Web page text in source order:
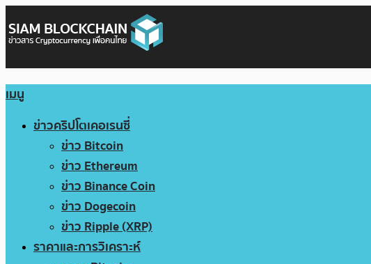
เมนู
ข่าวคริปโตเคอเรนซี่
ข่าว Bitcoin
ข่าว Ethereum
ข่าว Binance Coin
ข่าว Dogecoin
ข่าว Ripple (XRP)
ราคาและการวิเคราะห์